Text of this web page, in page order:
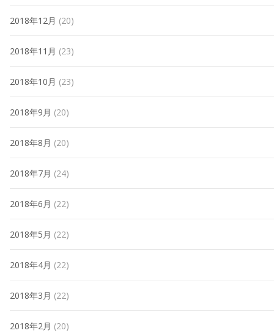
2018年12月 (20)
2018年11月 (23)
2018年10月 (23)
2018年9月 (20)
2018年8月 (20)
2018年7月 (24)
2018年6月 (22)
2018年5月 (22)
2018年4月 (22)
2018年3月 (22)
2018年2月 (20)